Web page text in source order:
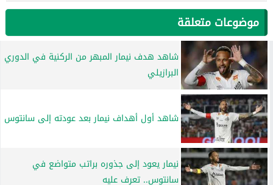
موضوعات متعلقة
شاهد هدف نيمار المبهر من الركنية في الدوري
البرازيلي
شاهد أول أهداف نيمار بعد عودته إلى سانتوس
نيمار يعود إلى جذوره براتب متواضع في
سانتوس.. تعرف عليه